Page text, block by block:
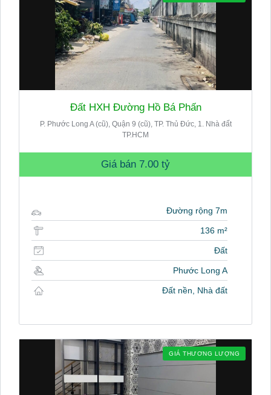
Đất HXH Đường Hồ Bá Phấn
P. Phước Long A (cũ), Quận 9 (cũ), TP. Thủ Đức, 1. Nhà đất
TP.HCM
Giá bán 7.00 tỷ
Đường rộng 7m
136 m²
Đất
Phước Long A
Đất nền, Nhà đất
GIÁ THƯƠNG LƯỢNG